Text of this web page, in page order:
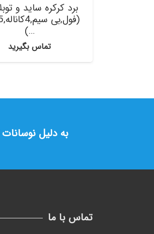
برد کرکره ساید و
…)
تماس بگیرید
به دلیل
تماس با ما